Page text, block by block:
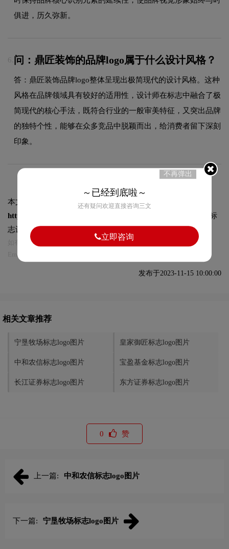
俱进，历久弥新。
6. 问：鼎匠装饰的品牌logo属于什么设计风格？
答：鼎匠装饰品牌logo整体呈现出极简现代的设计风格。这种
风格在品牌领域具有较好的适用性，设计师在标志中融合了极
简现代的核心手法，既符合行业的一般审美特征，又突出品牌
的独特个性，能够在众多竞品中脱颖而出，给消费者留下深刻
印象。
本文标题和链接
鼎匠装饰标志logo图片:
https://logo9.net/works/11844.html
转载时请注明出处为诗宸标
志设计及本链接!
如有内容侵犯您的合法权益，请及时与我们联系
Email:75696531@qq.com，我们将第一时间安排删除。
发布于2023-11-15 10:00:00
相关文章推荐
宁垦牧场标志logo图片 皇家御匠标志logo图片
中和农信标志logo图片 宝盈基金标志logo图片
长江证券标志logo图片 东方证券标志logo图片
0 赞
上一篇: 中和农信标志logo图片
下一篇: 宁垦牧场标志logo图片
不再弹出
～已经到底啦～
还有疑问欢迎直接咨询三文
立即咨询